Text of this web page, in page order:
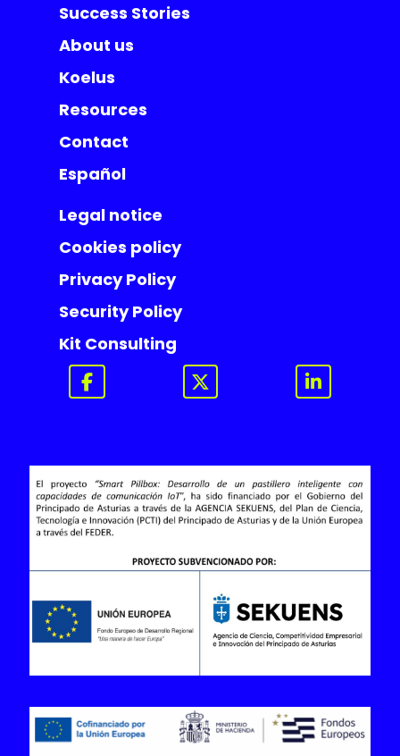
Success Stories
About us
Koelus
Resources
Contact
Español
Legal notice
Cookies policy
Privacy Policy
Security Policy
Kit Consulting